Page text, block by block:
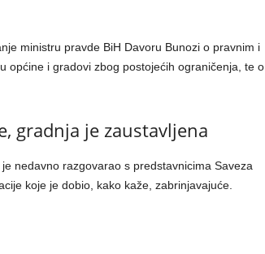
ministru pravde BiH Davoru Bunozi o pravnim i
općine i gradovi zbog postojećih ograničenja, te o
gradnja je zaustavljena
nedavno razgovarao s predstavnicima Saveza
koje je dobio, kako kaže, zabrinjavajuće.